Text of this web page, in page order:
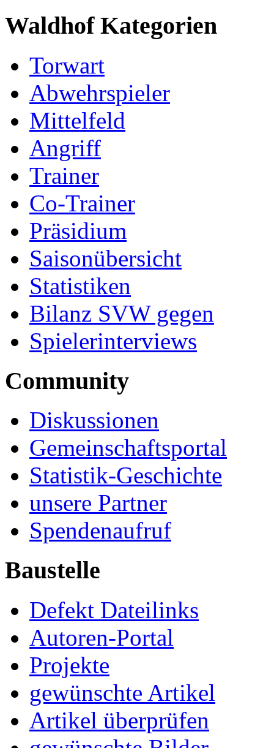
Waldhof Kategorien
Torwart
Abwehrspieler
Mittelfeld
Angriff
Trainer
Co-Trainer
Präsidium
Saisonübersicht
Statistiken
Bilanz SVW gegen
Spielerinterviews
Community
Diskussionen
Gemeinschaftsportal
Statistik-Geschichte
unsere Partner
Spendenaufruf
Baustelle
Defekt Dateilinks
Autoren-Portal
Projekte
gewünschte Artikel
Artikel überprüfen